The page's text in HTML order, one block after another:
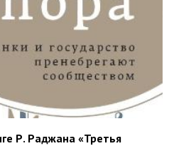
Р. Раджана «Третья